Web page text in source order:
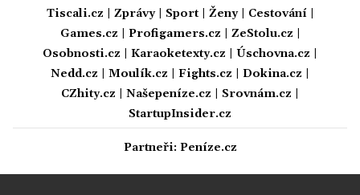
Tiscali.cz Zprávy| Sport| Ženy| Cestování|
Games.cz
Profigamers.cz ZeStolu.cz
Osobnosti.cz
Karaoketexty.cz Úschovna.cz
Nedd.cz
Moulík.cz Fights.cz Dokina.cz
CZhity.cz
Našepeníze.cz Srovnám.cz
StartupInsider.cz
Partneři: Peníze.cz